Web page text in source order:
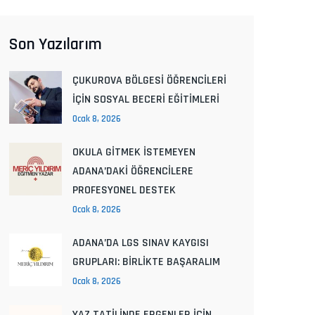
Son Yazılarım
ÇUKUROVA BÖLGESİ ÖĞRENCİLERİ
İÇİN SOSYAL BECERİ EĞİTİMLERİ
Ocak 8, 2026
OKULA GİTMEK İSTEMEYEN
ADANA’DAKİ ÖĞRENCİLERE
PROFESYONEL DESTEK
Ocak 8, 2026
ADANA’DA LGS SINAV KAYGISI
GRUPLARI: BİRLİKTE BAŞARALIM
Ocak 8, 2026